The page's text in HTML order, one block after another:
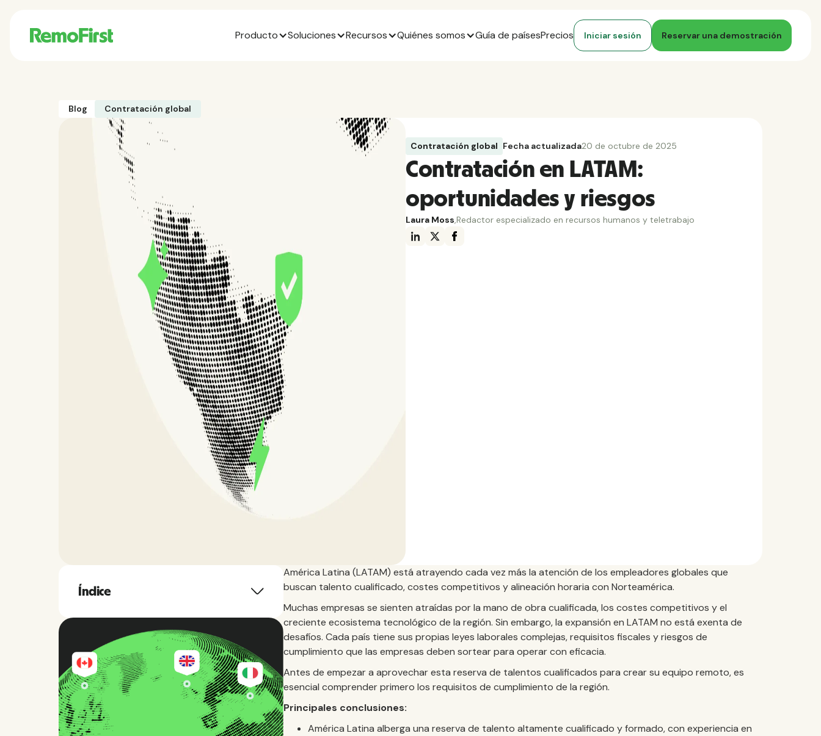
Producto Soluciones Recursos Quiénes somos Guía de paísesPrecios Iniciar sesión Reservar una demostración
Blog Contratación global
Contratación global Fecha actualizada20 de octubre de 2025
Contratación en LATAM:
oportunidades y riesgos
Laura Moss,Redactor especializado en recursos humanos y teletrabajo
Índice
América Latina (LATAM) está atrayendo cada vez más la atención de los empleadores globales que
buscan talento cualificado, costes competitivos y alineación horaria con Norteamérica.
Muchas empresas se sienten atraídas por la mano de obra cualificada, los costes competitivos y el
creciente ecosistema tecnológico de la región. Sin embargo, la expansión en LATAM no está exenta de
desafíos. Cada país tiene sus propias leyes laborales complejas, requisitos fiscales y riesgos de
cumplimiento que las empresas deben sortear para operar con eficacia.
Antes de empezar a aprovechar esta reserva de talentos cualificados para crear su equipo remoto, es
esencial comprender primero los requisitos de cumplimiento de la región.
Principales conclusiones:
América Latina alberga una reserva de talento altamente cualificado y formado, con experiencia en